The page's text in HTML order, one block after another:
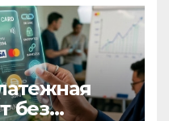
без